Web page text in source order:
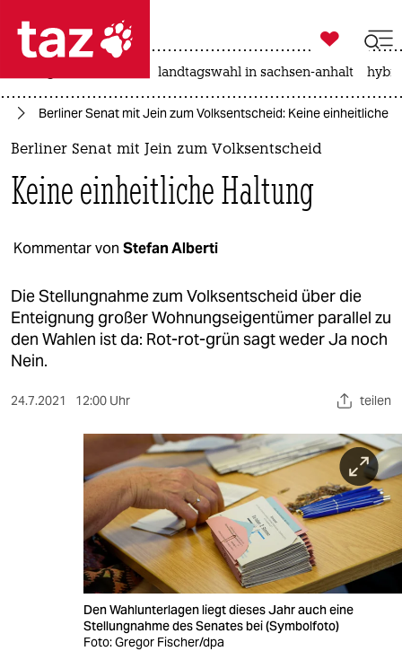
 taz zahl ich
taz zahl ich
politik
öko
gesellschaft
kultur
sport
berlin
wahrheit
veranstaltungen

taz zahl ich
landtagswahl in sachsen-anhalt
Berliner Senat mit Jein zum Volksentscheid: Keine einheitliche
Berliner Senat mit Jein zum Volksentscheid
Keine einheitliche Haltung
Kommentar von Stefan Alberti
Die Stellungnahme zum Volksentscheid über die
Enteignung großer Wohnungseigentümer parallel zu
den Wahlen ist da: Rot-rot-grün sagt weder Ja noch
Nein.
24.7.2021 12:00 Uhr teilen
Den Wahlunterlagen liegt dieses Jahr auch eine
Stellungnahme des Senates bei (Symbolfoto)
Foto: Gregor Fischer/dpa